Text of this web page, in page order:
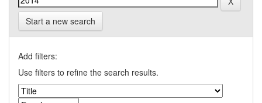
Start a new search
Add filters:
Use filters to refine the search results.